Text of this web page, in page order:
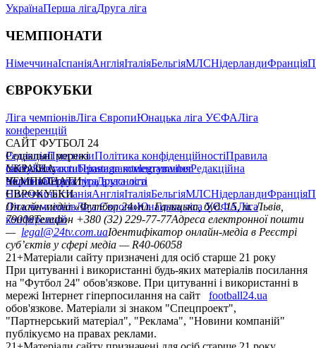
УкраїнаПерша лігаДруга ліга
ЧЕМПІОНАТИ
НімеччинаІспаніяАнгліяІталіяБельгіяМЛСНідерландиФранція
ЄВРОКУБКИ
Ліга чемпіонівЛіга ЄвропиЮнацька ліга УЄФАЛіга
конференцій
САЙТ ФУТБОЛ 24
РедакціяПрогнозиПолітика конфіденційностіПравила
сайтуКонтактиПравила коментуванняРедакційна
політикаСтруктура власності
Соціальні мережі
facebookxyoutubeinstagramtelegramviber
УКРАЇНА
УкраїнаПерша лігаДруга ліга
ЧЕМПІОНАТИ
НімеччинаІспаніяАнгліяІталіяБельгіяМЛСНідерландиФранція
ЄВРОКУБКИ
Ліга чемпіонівЛіга ЄвропиЮнацька ліга УЄФАЛіга
конференцій
Онлайн-медіа «Футбол 24»пл. Галицька, буд. 15, м. Львів,
79008Телефон +380 (32) 229-77-77Адреса електронної пошти
— legal@24tv.com.uaІдентифікатор онлайн-медіа в Реєстрі
суб’єктів у сфері медіа — R40-06058
21+Матеріали сайту призначені для осіб старше 21 року
При цитуванні і використанні будь-яких матеріалів посилання
на "Футбол 24" обов'язкове. При цитуванні і використанні в
мережі Інтернет гіперпосилання на сайт
football24.ua
обов'язкове. Матеріали зі знаком "Спецпроект",
"Партнерський матеріал", "Реклама", "Новини компаній"
публікуємо на правах реклами.